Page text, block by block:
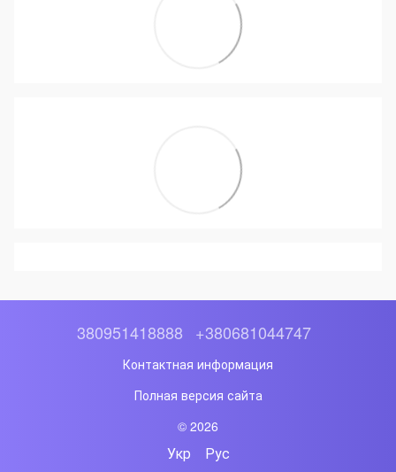
380951418888 +380681044747
Контактная информация
Полная версия сайта
© 2026
Укр Рус